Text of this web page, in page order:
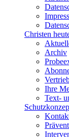
Christen
Archiv
Ihre
Text-